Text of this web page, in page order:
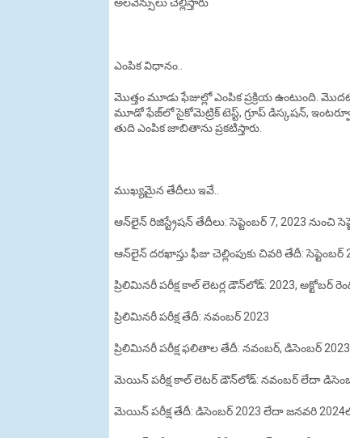
ఎంపిక విధానం..
మొత్తం మూడు ఫేజుల్లో ఎంపిక ప్రక్రియ ఉంటుంది.
మూడో ఫేజ్‌లో సైకోమెట్రిక్ టెస్ట్, గ్రూప్ డిస్కషన్‌,
తుది ఎంపిక జాబితాను ప్రకటిస్తారు.
ముఖ్యమైన తేదీలు ఇవే..
ఆన్‌లైన్ రిజిస్ట్రేషన్ తేదీలు: సెప్టెంబర్‌ 7, 2023 నుంచి
ఆన్‌లైన్‌ దరఖాస్తు ఫీజు చెల్లింపుకు చివరి తేదీ: సెప్టెంబర్‌
ప్రిలిమినరీ పరీక్ష కాల్ లెటర్ల డౌన్‌లోడ్: 2023, అక్టోబర్‌
ప్రిలిమినరీ పరీక్ష తేదీ: నవంబర్‌ 2023
ప్రిలిమినరీ పరీక్ష ఫలితాల తేదీ: నవంబర్‌, డిసెంబర్ 2023
మెయిన్ పరీక్ష కాల్ లెటర్ డౌన్‌లోడ్: నవంబర్‌ లేదా
మెయిన్ పరీక్ష తేదీ: డిసెంబర్‌ 2023 లేదా జనవరి